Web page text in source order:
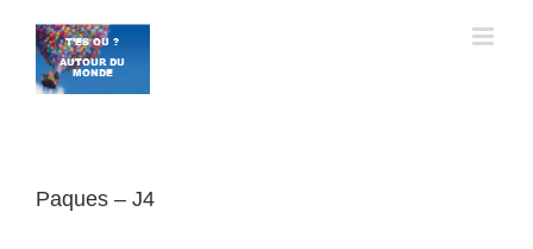
contenu
Paques – J4